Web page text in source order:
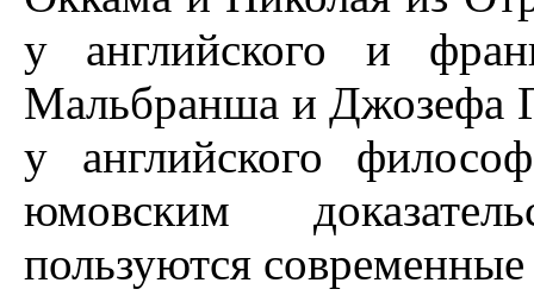
у английского и
Мальбранша и Джозефа
у английского
юмовским
пользуются